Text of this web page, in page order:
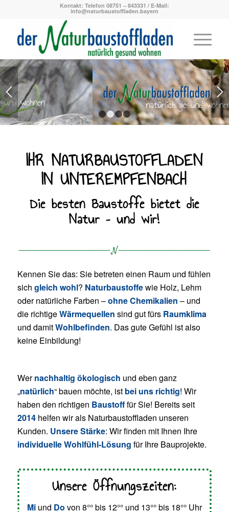
Kontakt: Telefon 08751 – 843331 / E-Mail:
info@naturbaustoffladen.bayern
1 2 3 4
IHR NATURBAUSTOFFLADEN
IN UNTEREMPFENBACH
Die besten Baustoffe bietet die
Natur – und wir!
Kennen Sie das: Sie betreten einen Raum und fühlen
sich gleich wohl? Naturbaustoffewie Holz, Lehm
oder natürliche Farben –ohne Chemikalien – und
die richtigeWärmequellen sind gut fürs Raumklima
und damitWohlbefinden. Das gute Gefühl ist also
keine Einbildung!
Wernachhaltig ökologisch und eben ganz
„natürlich“ bauen möchte, ist bei uns richtig! Wir
haben den richtigen Baustofffür Sie! Bereits seit
2014helfen wir als Naturbaustoffladen unseren
Kunden. Unsere Stärke: Wir finden mit Ihnen Ihre
individuelle Wohlfühl-Lösung für Ihre Bauprojekte.
Unsere Öffnungszeiten:
Miund Do von 8°° bis 12°° und 13°° bis 18°° Uhr